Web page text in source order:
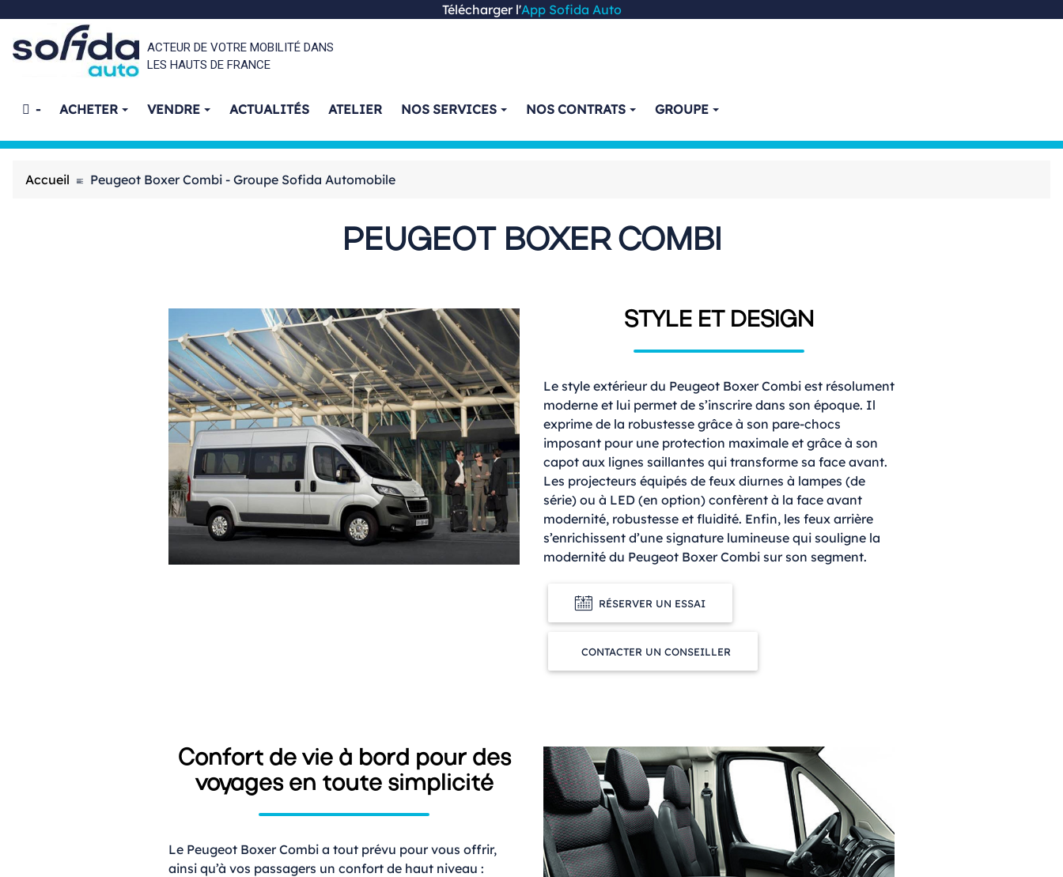
Télécharger l'App Sofida Auto
ACTEUR DE VOTRE MOBILITÉ DANS
LES HAUTS DE FRANCE
- ACHETER VENDRE ACTUALITÉS ATELIER NOS SERVICES NOS CONTRATS GROUPE
Accueil Peugeot Boxer Combi - Groupe Sofida Automobile
PEUGEOT BOXER COMBI
STYLE ET DESIGN
Le style extérieur du Peugeot Boxer Combi est résolument
moderne et lui permet de s’inscrire dans son époque. Il
exprime de la robustesse grâce à son pare-chocs
imposant pour une protection maximale et grâce à son
capot aux lignes saillantes qui transforme sa face avant.
Les projecteurs équipés de feux diurnes à lampes (de
série) ou à LED (en option) confèrent à la face avant
modernité, robustesse et fluidité. Enfin, les feux arrière
s’enrichissent d’une signature lumineuse qui souligne la
modernité du Peugeot Boxer Combi sur son segment.
RÉSERVER UN ESSAI
CONTACTER UN CONSEILLER
Confort de vie à bord pour des
voyages en toute simplicité
Le Peugeot Boxer Combi a tout prévu pour vous offrir,
ainsi qu’à vos passagers un confort de haut niveau :